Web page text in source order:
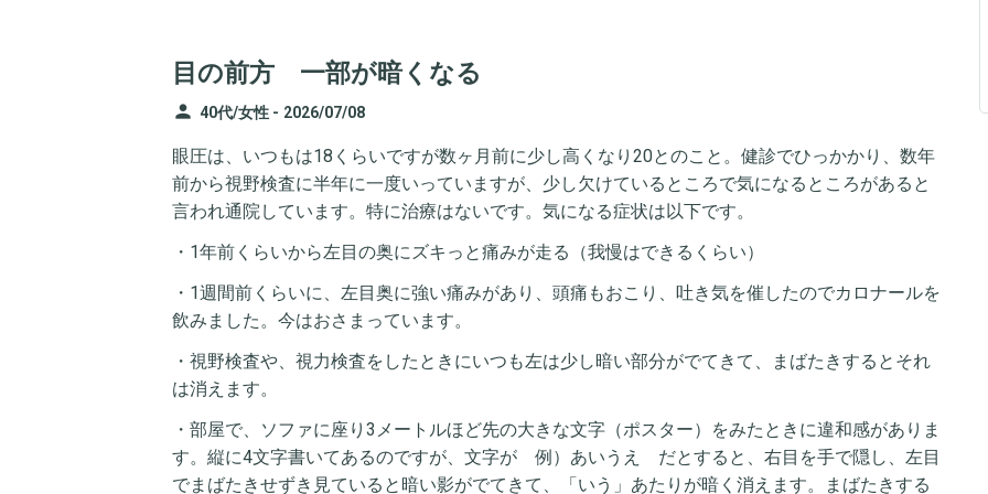
目の前方 一部が暗くなる
person 40代/女性 - 2026/07/08
眼圧は、いつもは18くらいですが数ヶ月前に少し高くなり20とのこと。健診でひっかかり、数年
前から視野検査に半年に一度いっていますが、少し欠けているところで気になるところがあると
言われ通院しています。特に治療はないです。気になる症状は以下です。
・1年前くらいから左目の奥にズキっと痛みが走る（我慢はできるくらい）
・1週間前くらいに、左目奥に強い痛みがあり、頭痛もおこり、吐き気を催したのでカロナールを
飲みました。今はおさまっています。
・視野検査や、視力検査をしたときにいつも左は少し暗い部分がでてきて、まばたきするとそれ
は消えます。
・部屋で、ソファに座り3メートルほど先の大きな文字（ポスター）をみたときに違和感がありま
す。縦に4文字書いてあるのですが、文字が 例）あいうえ だとすると、右目を手で隠し、左目
でまばたきせずき見ていると暗い影がでてきて、「いう」あたりが暗く消えます。まばたきする